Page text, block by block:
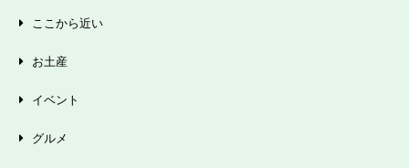
ここから近い
お土産
イベント
グルメ